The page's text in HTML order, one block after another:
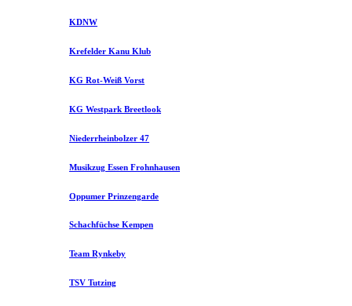
KDNW
Krefelder Kanu Klub
KG Rot-Weiß Vorst
KG Westpark Breetlook
Niederrheinbolzer 47
Musikzug Essen Frohnhausen
Oppumer Prinzengarde
Schachfüchse Kempen
Team Rynkeby
TSV Tutzing